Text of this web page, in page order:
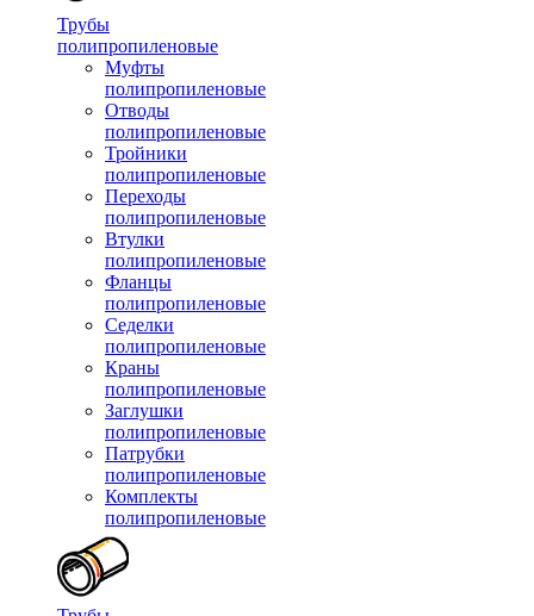
Трубы
полипропиленовые
Муфты
полипропиленовые
Отводы
полипропиленовые
Тройники
полипропиленовые
Переходы
полипропиленовые
Втулки
полипропиленовые
Фланцы
полипропиленовые
Седелки
полипропиленовые
Краны
полипропиленовые
Заглушки
полипропиленовые
Патрубки
полипропиленовые
Комплекты
полипропиленовые